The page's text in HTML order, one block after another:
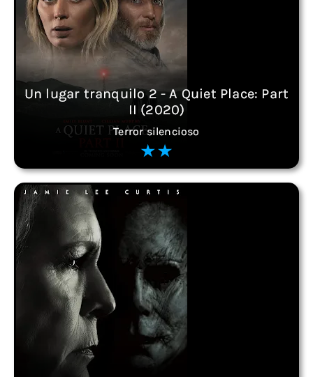
Un lugar tranquilo 2 - A Quiet Place: Part
II (2020)
Terror silencioso